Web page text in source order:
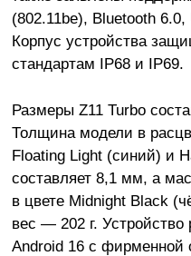
(802.11be), Bluetooth
Корпус устройства
стандартам IP68 и IP69.
Размеры Z11 Turbo
Толщина модели в
Floating Light (синий) и
составляет 8,1 мм, а
в цвете Midnight Black
вес — 202 г. Устройство
Android 16 с фирменной